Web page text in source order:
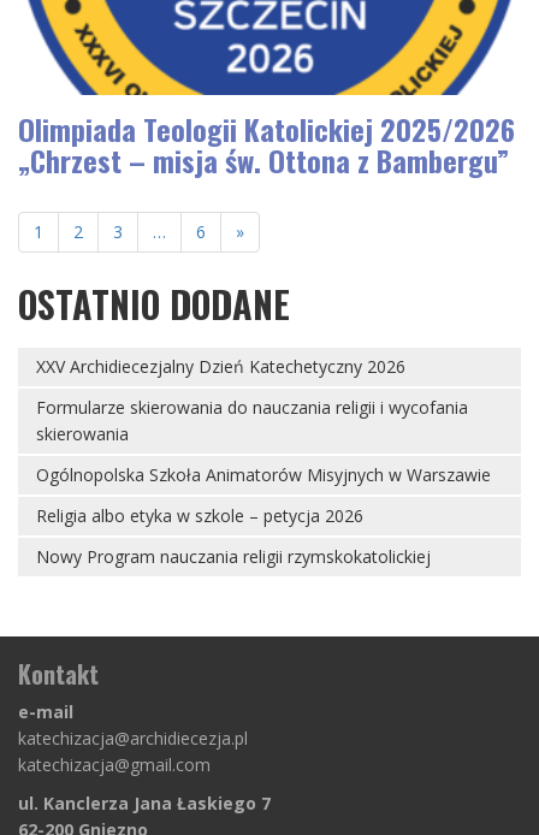
Olimpiada Teologii Katolickiej 2025/2026
„Chrzest – misja św. Ottona z Bambergu”
1 2 3 … 6 »
OSTATNIO DODANE
XXV Archidiecezjalny Dzień Katechetyczny 2026
Formularze skierowania do nauczania religii i wycofania
skierowania
Ogólnopolska Szkoła Animatorów Misyjnych w Warszawie
Religia albo etyka w szkole – petycja 2026
Nowy Program nauczania religii rzymskokatolickiej
Kontakt
e-mail
katechizacja@archidiecezja.pl
katechizacja@gmail.com
ul. Kanclerza Jana Łaskiego 7
62-200 Gniezno